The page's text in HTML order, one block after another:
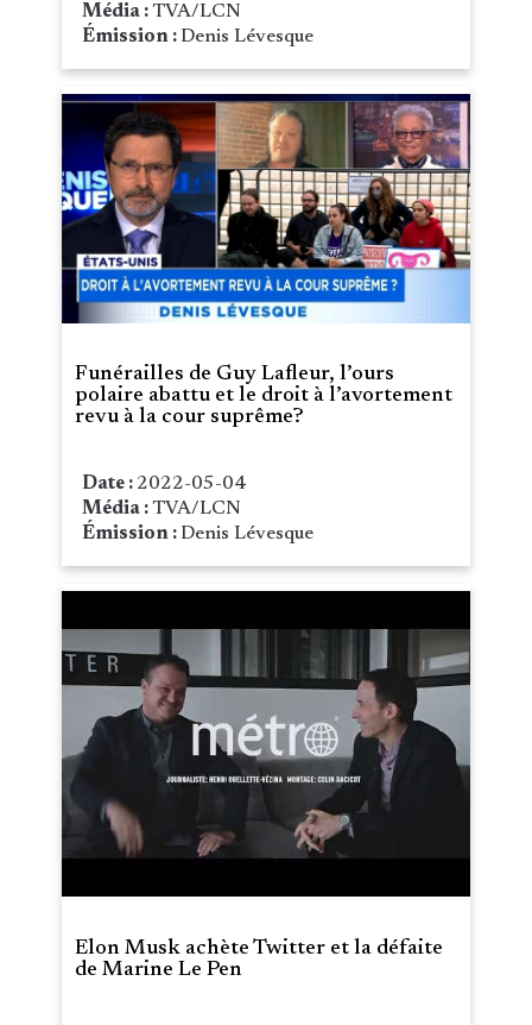
Média :TVA/LCN
Émission : Denis Lévesque
Funérailles de Guy Lafleur, l’ours
polaire abattu et le droit à l’avortement
revu à la cour suprême?
Date : 2022-05-04
Média :TVA/LCN
Émission : Denis Lévesque
Elon Musk achète Twitter et la défaite
de Marine Le Pen